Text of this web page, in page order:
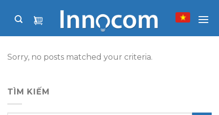
Sorry, no posts matched your criteria.
TÌM KIẾM